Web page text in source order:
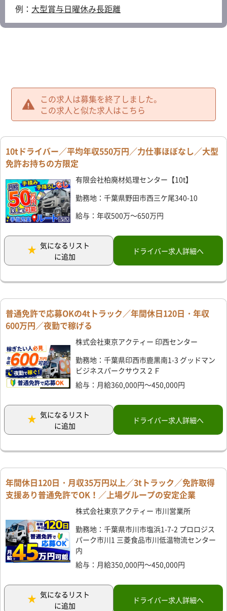
例： 大型賞与日曜休み長距離
この求人は募集を終了しました。
この求人と似た求人はこちら
10tドライバー／平均年収550万円／力仕事ほぼなし／大型
免許お持ちの方限定
有限会社柏廃材処理センター【10t】
勤務地：千葉県野田市西三ケ尾340-10
給与：年収500万～650万円
気になるリスト
に追加
ドライバー求人詳細へ
普通免許で応募OKの4tトラック／年間休日120日・年収
600万円／夜勤で稼げる
株式会社東京アクティー 印西センター
勤務地：千葉県印西市鹿黒南1-3 グッドマン
ビジネスパークサウス２Ｆ
給与：月給360,000円～450,000円
気になるリスト
に追加
ドライバー求人詳細へ
年間休日120日・月収35万円以上／3tトラック／免許取得
支援あり普通免許でOK！／上場グループの安定企業
株式会社東京アクティー 市川営業所
勤務地：千葉県市川市塩浜1-7-2 プロロジス
パーク市川1 三菱食品市川低温物流センター
内
給与：月給350,000円～450,000円
気になるリスト
に追加
ドライバー求人詳細へ